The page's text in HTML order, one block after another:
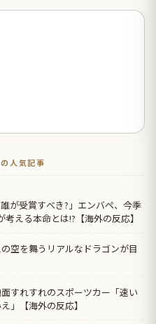
人気記事
が受賞すべき?」エンバペ、今季
える本命とは!?【海外の反応】
空を舞うリアルなドラゴンが目
すれすれのスポーツカー「速い
」【海外の反応】